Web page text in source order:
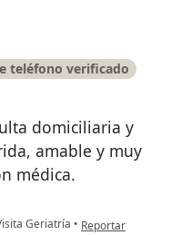
teléfono verificado
domiciliaria y
amable y muy
médica.
Geriatría • en opinión del
Reportar